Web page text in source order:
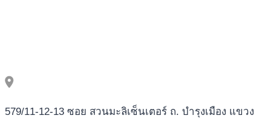
579/11-12-13 ซอย สวนมะลิเซ็นเตอร์ ถ. บำรุงเมือง แขวง